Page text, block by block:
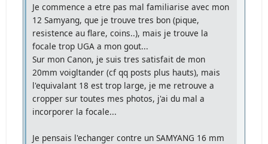
Je commence a etre pas mal familiarise avec mon
12 Samyang, que je trouve tres bon (pique,
resistence au flare, coins..), mais je trouve la
focale trop UGA a mon gout...
Sur mon Canon, je suis tres satisfait de mon
20mm voigltander (cf qq posts plus hauts), mais
l'equivalant 18 est trop large, je me retrouve a
cropper sur toutes mes photos, j'ai du mal a
incorporer la focale...
Je pensais l'echanger contre un SAMYANG 16 mm